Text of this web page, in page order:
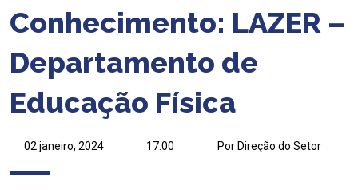
Conhecimento: LAZER –
Departamento de
Educação Física
02 janeiro, 2024 17:00 Por Direção do Setor